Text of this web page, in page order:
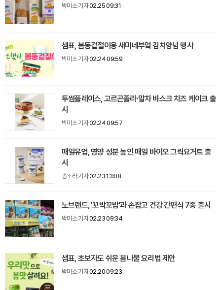
박미소 기자02.25 09:31
샘표, 봄동겉절이용 새미네부엌 김치양념 행사
박미소 기자02.24 09:59
투썸플레이스, 고르곤졸라·말차 바스크 치즈 케이크 출
시
박미소 기자02.24 09:57
매일유업, 영양 성분 높인 매일 바이오 그릭요거트 출
시
송소라 기자02.23 13:08
노브랜드, '꼬박꼬밥'과 손잡고 건강 간편식 7종 출시
박미소 기자02.23 09:34
샘표, 초보자도 쉬운 봄나물 요리법 제안
박미소 기자02.20 09:23